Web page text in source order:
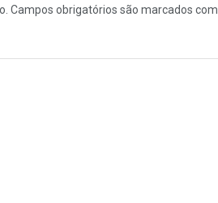
Campos obrigatórios são marcados com